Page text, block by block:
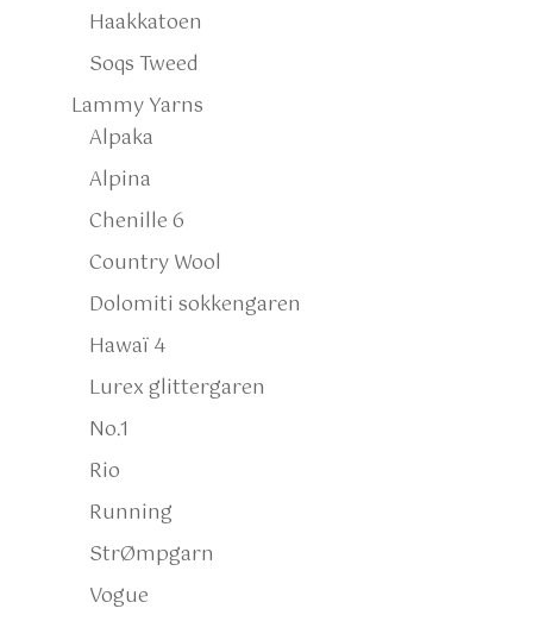
Haakkatoen
Soqs Tweed
Lammy Yarns
Alpaka
Alpina
Chenille 6
Country Wool
Dolomiti sokkengaren
Hawaï 4
Lurex glittergaren
No.1
Rio
Running
StrØmpgarn
Vogue